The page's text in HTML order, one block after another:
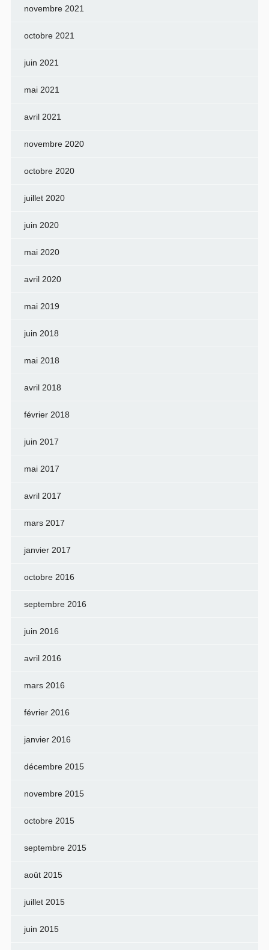
novembre 2021
octobre 2021
juin 2021
mai 2021
avril 2021
novembre 2020
octobre 2020
juillet 2020
juin 2020
mai 2020
avril 2020
mai 2019
juin 2018
mai 2018
avril 2018
février 2018
juin 2017
mai 2017
avril 2017
mars 2017
janvier 2017
octobre 2016
septembre 2016
juin 2016
avril 2016
mars 2016
février 2016
janvier 2016
décembre 2015
novembre 2015
octobre 2015
septembre 2015
août 2015
juillet 2015
juin 2015